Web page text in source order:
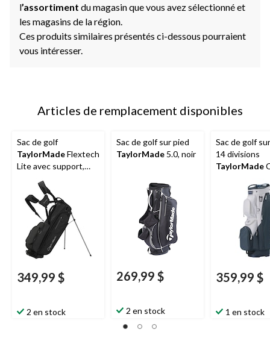
l’assortiment du magasin que vous avez sélectionné et
les magasins de la région.
Ces produits similaires présentés ci-dessous pourraient
vous intéresser.
Articles de remplacement disponibles
Sac de golf
TaylorMadeFlextech
Lite avec support,
349,99 $
2 en stock
Sac de golf sur pied
TaylorMade 5.0, noir
269,99 $
2 en stock
Sac de golf
14 divisions
TaylorMade
359,99 $
1 en stock